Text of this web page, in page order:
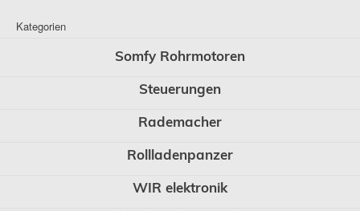
Kategorien
Somfy Rohrmotoren
Steuerungen
Rademacher
Rollladenpanzer
WIR elektronik